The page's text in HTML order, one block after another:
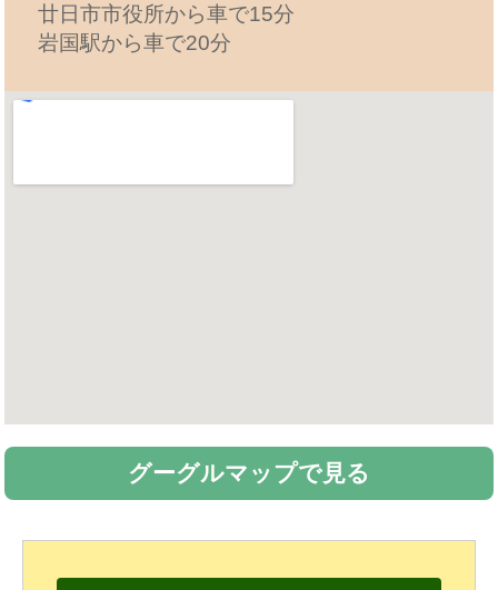
廿日市市役所から車で15分
岩国駅から車で20分
グーグルマップで見る